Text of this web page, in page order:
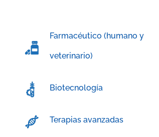
Farmacéutico (humano y
veterinario)
Biotecnología
Terapias avanzadas